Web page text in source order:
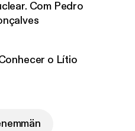
Com Pedro
o Lítio